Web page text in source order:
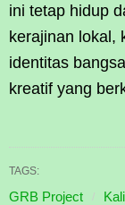
ini tetap hidup
kerajinan lokal,
identitas
kreatif yang
TAGS:
GRB Project